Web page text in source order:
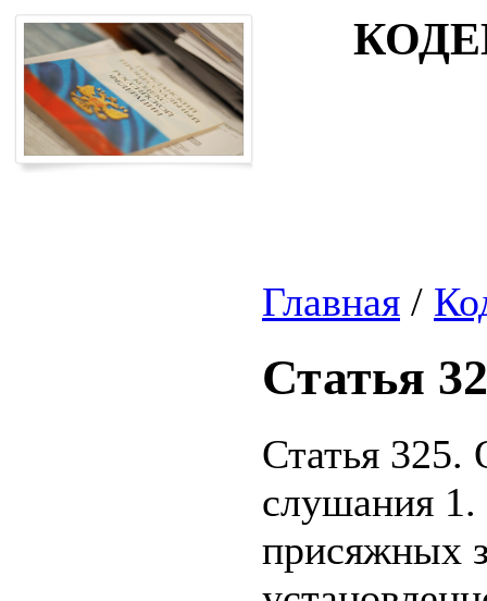
Главная /
Статья
Статья 325.
слушания 1.
присяжных